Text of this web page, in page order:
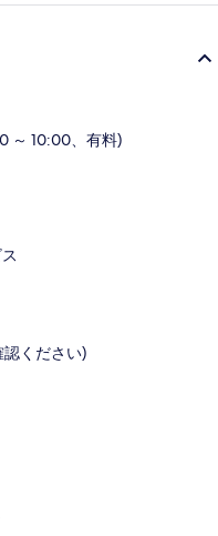
～ 10:00、有料)
ください)